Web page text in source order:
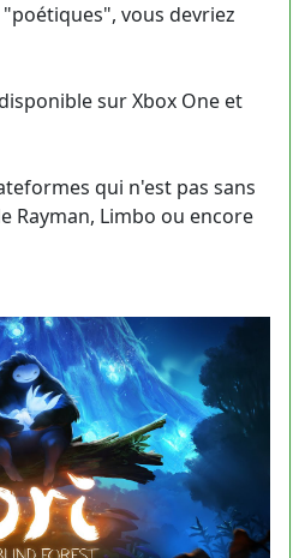
vous devriez
sur Xbox One et
qui n'est pas sans
Rayman, Limbo ou encore